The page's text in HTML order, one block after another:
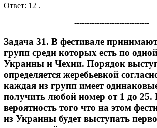
Ответ: 12 .
------------------------------
Задача 31. В фестивале
групп среди которых есть по
Украины и Чехии. Порядок
определяется жеребьевкой
каждая из групп имеет
получить любой номер от 1 до 25.
вероятность того что на этом
из Украины будет выступать